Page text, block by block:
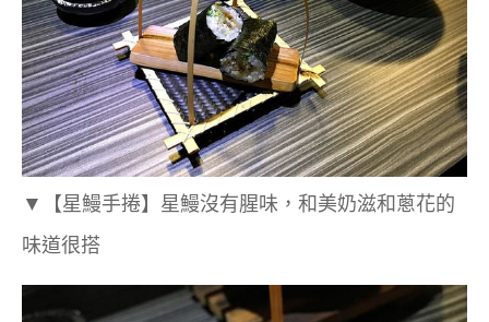
▼
【星鰻手捲】星鰻沒有腥味，和美奶滋和蔥花的
味道很搭